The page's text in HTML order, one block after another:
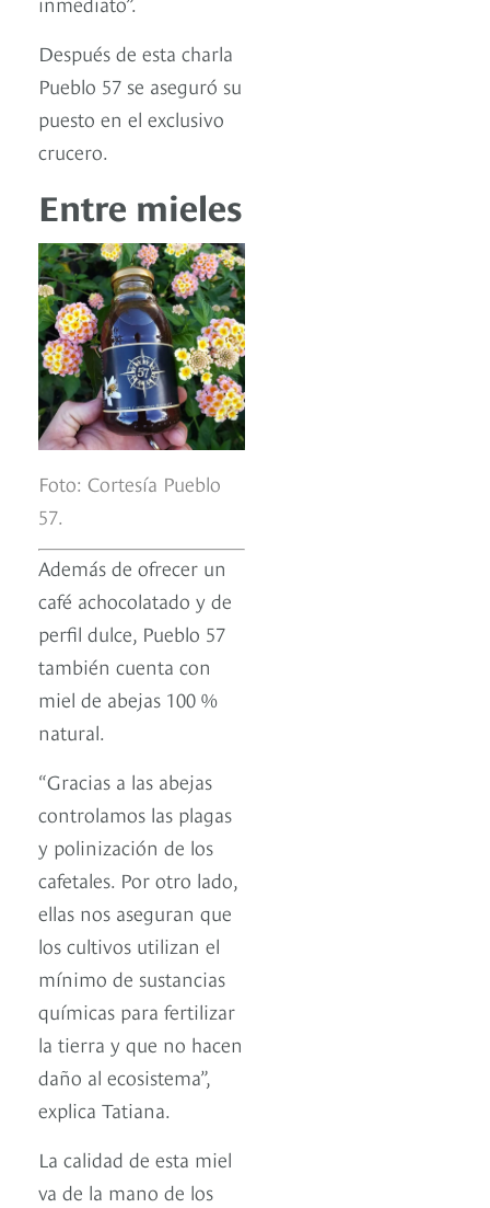
Después de esta charla
Pueblo 57 se aseguró su
puesto en el exclusivo
crucero.
Entre mieles
Foto: Cortesía Pueblo
57.
Además de ofrecer un
café achocolatado y de
perfil dulce, Pueblo 57
también cuenta con
miel de abejas 100 %
natural.
“Gracias a las abejas
controlamos las plagas
y polinización de los
cafetales. Por otro lado,
ellas nos aseguran que
los cultivos utilizan el
mínimo de sustancias
químicas para fertilizar
la tierra y que no hacen
daño al ecosistema”,
explica Tatiana.
La calidad de esta miel
va de la mano de los